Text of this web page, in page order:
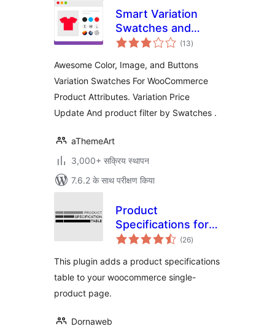
Smart Variation
Swatches and
Attribute Filters for
(13कुल
दर)
Awesome Color, Image, and Buttons
Variation Swatches For WooCommerce
Product Attributes. Variation Price
Update And product filter by Swatches .
aThemeArt
3,000+ सक्रिय स्थापन
7.6.2 के साथ परीक्षण किया
Product
Specifications for
Woocommerce
(26कुल
दर)
This plugin adds a product specifications
table to your woocommerce single-
product page.
Dornaweb